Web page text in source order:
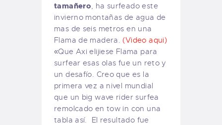
tamañero , ha surfeado este
invierno montañas de agua de
mas de seis metros en una
Flama de madera. (Video aqui)
«Que Axi elijiese Flama para
surfear esas olas fue un reto y
un desafío. Creo que es la
primera vez a nivel mundial
que un big wave rider surfea
remolcado en tow in con una
tabla así. El resultado fue